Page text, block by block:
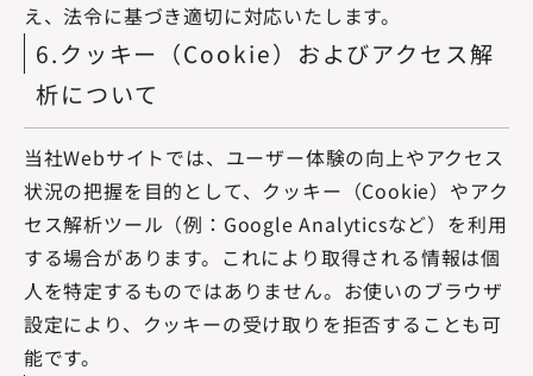
え、法令に基づき適切に対応いたします。
6.クッキー（Cookie）およびアクセス解
析について
当社Webサイトでは、ユーザー体験の向上やアクセス
状況の把握を目的として、クッキー（Cookie）やアク
セス解析ツール（例：Google Analyticsなど）を利用
する場合があります。これにより取得される情報は個
人を特定するものではありません。お使いのブラウザ
設定により、クッキーの受け取りを拒否することも可
能です。